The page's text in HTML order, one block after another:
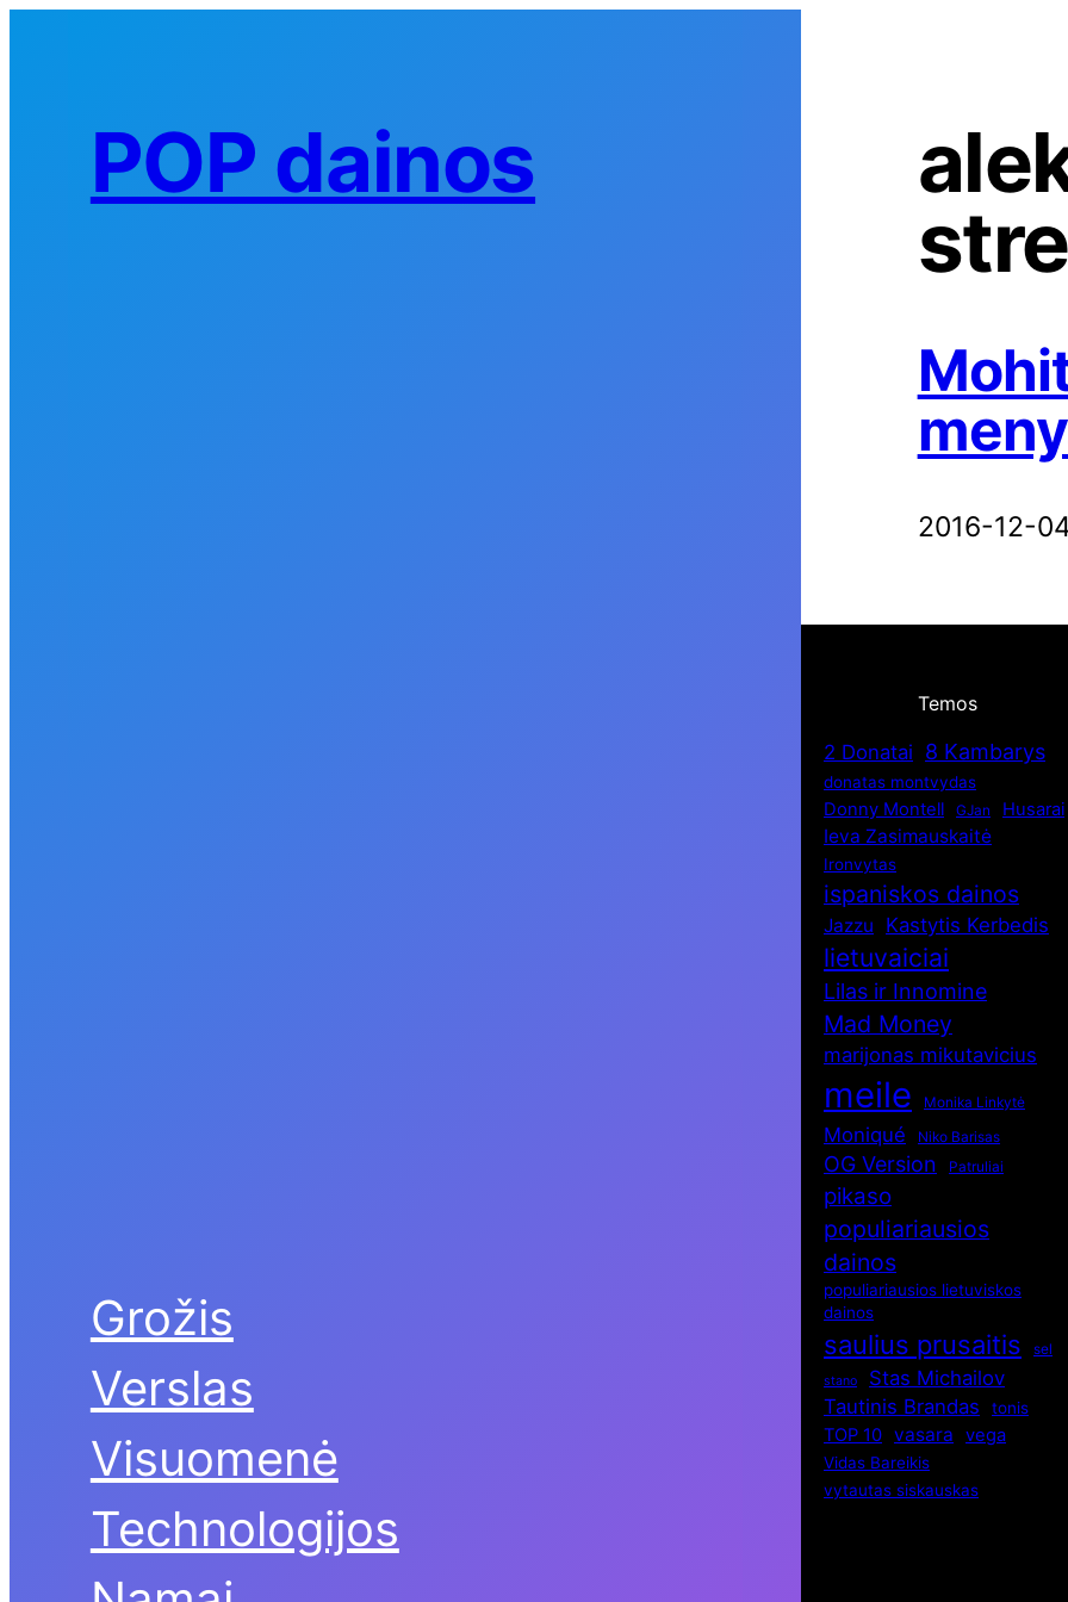
POP dainos
Grožis
Verslas
Visuomenė
Technologijos
2016-12-
Temos
2 Donatai 8 Kambarys
donatas montvydas
Donny Montell GJan Husarai
Ieva Zasimauskaitė
Ironvytas
ispaniskos dainos
Jazzu Kastytis Kerbedis
lietuvaiciai
Lilas ir Innomine
Mad Money
marijonas mikutavicius
meile Monika Linkytė
Moniqué Niko Barisas
OG Version Patruliai
pikaso
populiariausios
dainos
populiariausios lietuviskos
dainos
saulius prusaitis sel
stano
Stas Michailov
Tautinis Brandas
tonis
TOP 10 vasara vega
Vidas Bareikis
vytautas siskauskas